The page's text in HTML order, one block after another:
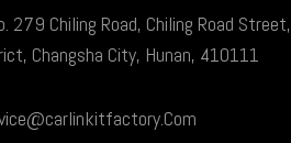
279 Chiling Road, Chiling Road Street,
Changsha City, Hunan, 410111